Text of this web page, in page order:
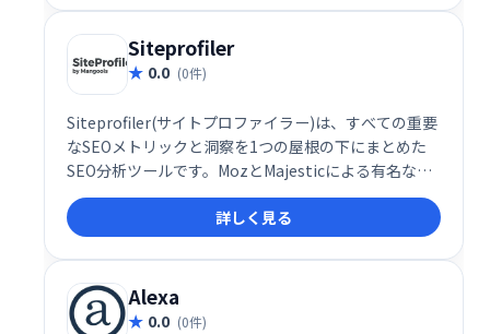
Siteprofiler
0.0 (0件)
Siteprofiler(サイトプロファイラー)は、すべての重要
なSEOメトリックと洞察を1つの屋根の下にまとめた
SEO分析ツールです。MozとMajesticによる有名な
SEOメトリックを使用して、Webサイトの権限と信頼
性を確認します。ウェブサイトの人気を確認できるよ
うに、Alexa RankとFacebookの共有が含まれていま
す?。
詳しく見る
Alexa
0.0 (0件)